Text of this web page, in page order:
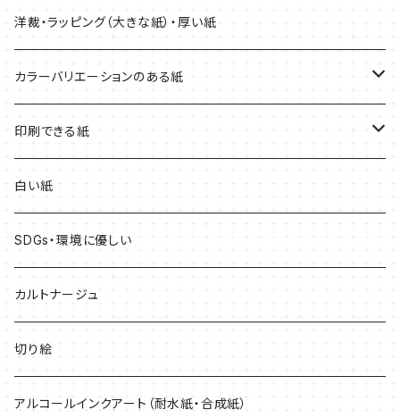
洋裁・ラッピング（大きな紙）・厚い紙
カラーバリエーションのある紙
赤系
青系
黄色系
緑系
紫系
黒・グレー系
印刷できる紙
レーザープリンター専用
インクジェットプリンター専用
どんなプリンターでも印刷できる
白い紙
SDGs・環境に優しい
カルトナージュ
切り絵
アルコールインクアート（耐水紙・合成紙）